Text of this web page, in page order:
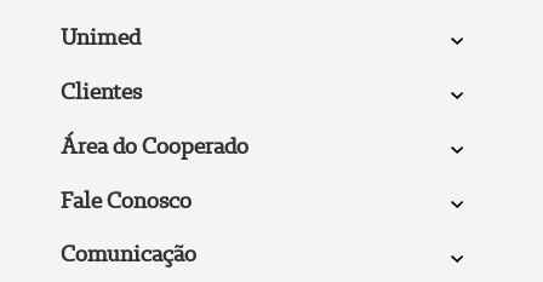
Unimed
Clientes
Área do Cooperado
Fale Conosco
Comunicação